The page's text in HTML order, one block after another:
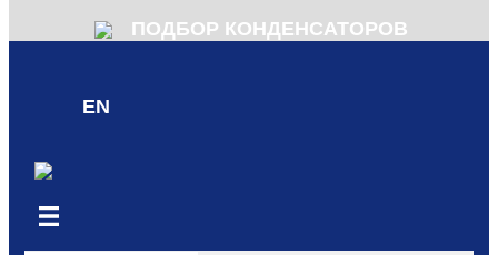
ПОДБОР КОНДЕНСАТОРОВ
EN